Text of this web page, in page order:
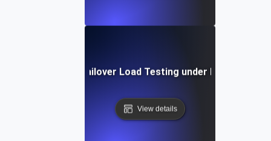
Database Failover Load Testing under Peak Traffic
View details